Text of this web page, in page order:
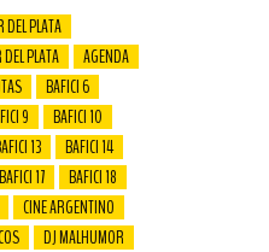
DEL PLATA
PLATA
AGENDA
BAFICI 6
9
BAFICI 10
13
BAFICI 14
BAFICI 17
BAFICI 18
CINE ARGENTINO
DJ MALHUMOR